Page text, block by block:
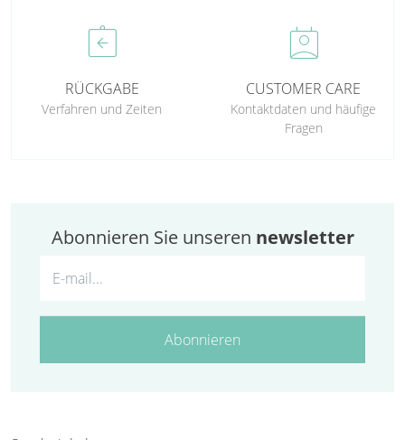
assignment_return
RÜCKGABE
Verfahren und Zeiten
perm_contact_calendar
CUSTOMER CARE
Kontaktdaten und häufige
Fragen
Abonnieren Sie unseren newsletter
Abonnieren